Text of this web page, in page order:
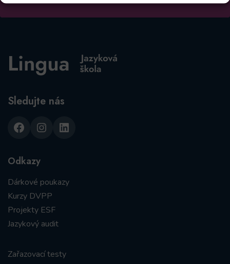
Sledujte nás
Facebook
Instagram
LinkedIn
Odkazy
Dárkové poukazy
Kurzy DVPP
Projekty ESF
Jazykový audit
Zařazovací testy